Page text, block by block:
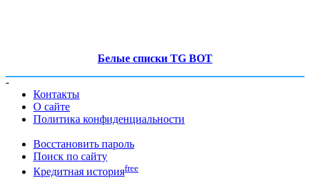
Белые списки TG BOT
-
Контакты
О сайте
Политика конфиденциальности
Восстановить пароль
Поиск по сайту
Кредитная историяfree